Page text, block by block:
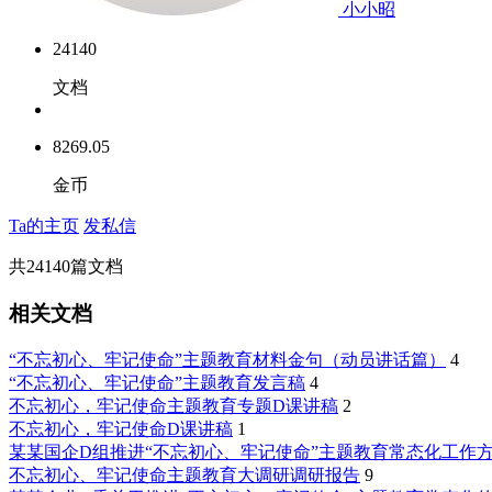
小小昭
24140
文档
8269.05
金币
Ta的主页 发私信
共24140篇文档
相关文档
“不忘初心、牢记使命”主题教育材料金句（动员讲话篇）
4
“不忘初心、牢记使命”主题教育发言稿 4
不忘初心，牢记使命主题教育专题D课讲稿 2
不忘初心，牢记使命D课讲稿 1
某某国企D组推进“不忘初心、牢记使命”主题教育常态化工作
不忘初心、牢记使命主题教育大调研调研报告 9